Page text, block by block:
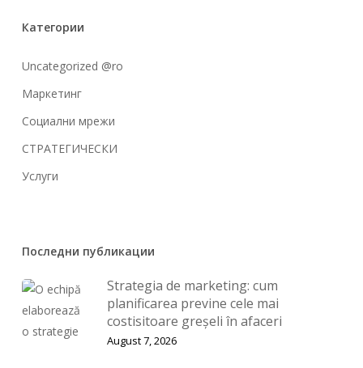
Категории
Uncategorized @ro
Маркетинг
Социални мрежи
СТРАТЕГИЧЕСКИ
Услуги
Последни публикации
Strategia de marketing: cum
planificarea previne cele mai
costisitoare greșeli în afaceri
August 7, 2026